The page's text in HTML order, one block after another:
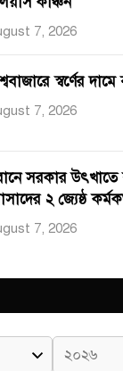
7, 2026
স্বর্ণের
7, 2026
সরকার উৎখাতে
২ জ্যেষ্ঠ
7, 2026